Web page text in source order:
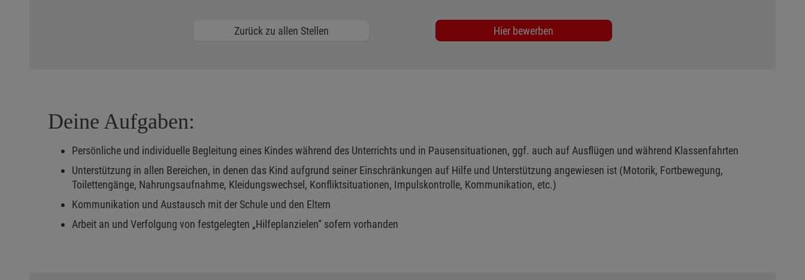
Zurück zu allen Stellen Hier bewerben
Deine Aufgaben:
Persönliche und individuelle Begleitung eines Kindes während des Unterrichts und in Pausensituationen, ggf. auch auf Ausflügen und während Klassenfahrten
Unterstützung in allen Bereichen, in denen das Kind aufgrund seiner Einschränkungen auf Hilfe und Unterstützung angewiesen ist (Motorik, Fortbewegung,
Toilettengänge, Nahrungsaufnahme, Kleidungswechsel, Konfliktsituationen, Impulskontrolle, Kommunikation, etc.)
Kommunikation und Austausch mit der Schule und den Eltern
Arbeit an und Verfolgung von festgelegten „Hilfeplanzielen“ sofern vorhanden